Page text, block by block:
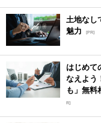
土地なし
魅力
[PR]
はじめて
なえよう
も」無料
R]